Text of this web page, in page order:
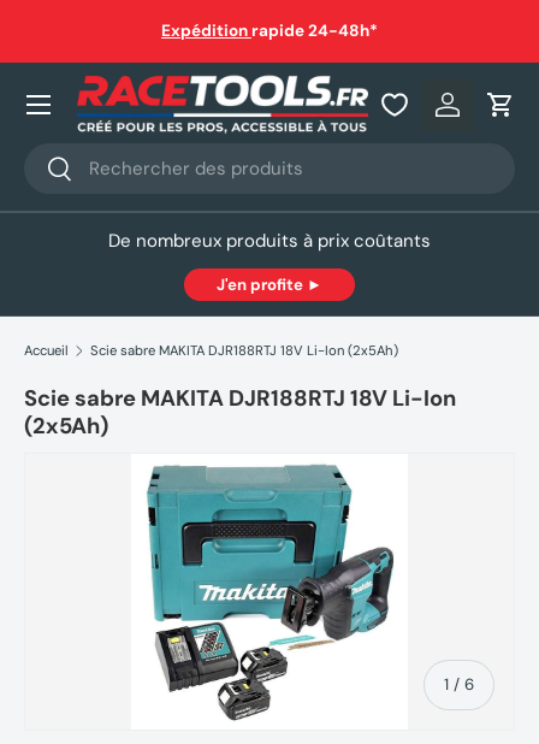
Aller au contenu
Expédition rapide 24-48h*
Recherche
Rechercher
Se
Nos produits
De nombreux produits à prix coûtants
J'en profite ►
Accueil Scie sabre MAKITA DJR188RTJ 18V Li-Ion (2x5Ah)
Scie sabre MAKITA DJR188RTJ 18V Li-Ion
(2x5Ah)
1 / de
6